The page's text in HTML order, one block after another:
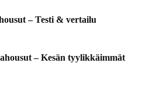
– Testi & vertailu
– Kesän tyylikkäimmät